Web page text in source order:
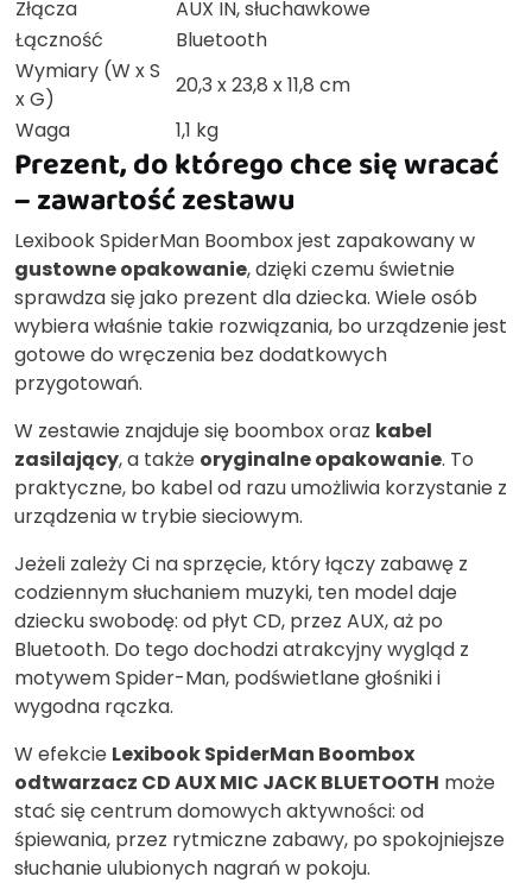
Złącza
AUX IN, słuchawkowe
Łączność
Bluetooth
Wymiary (W x S
x G)
20,3 x 23,8 x 11,8 cm
Waga
1,1 kg
Prezent, do którego chce się wracać
– zawartość zestawu
Lexibook SpiderMan Boombox jest zapakowany w
gustowne opakowanie, dzięki czemu świetnie
sprawdza się jako prezent dla dziecka. Wiele osób
wybiera właśnie takie rozwiązania, bo urządzenie jest
gotowe do wręczenia bez dodatkowych
przygotowań.
W zestawie znajduje się boombox oraz kabel
zasilający, a także oryginalne opakowanie. To
praktyczne, bo kabel od razu umożliwia korzystanie z
urządzenia w trybie sieciowym.
Jeżeli zależy Ci na sprzęcie, który łączy zabawę z
codziennym słuchaniem muzyki, ten model daje
dziecku swobodę: od płyt CD, przez AUX, aż po
Bluetooth. Do tego dochodzi atrakcyjny wygląd z
motywem Spider-Man, podświetlane głośniki i
wygodna rączka.
W efekcie Lexibook SpiderMan Boombox
odtwarzacz CD AUX MIC JACK BLUETOOTH może
stać się centrum domowych aktywności: od
śpiewania, przez rytmiczne zabawy, po spokojniejsze
słuchanie ulubionych nagrań w pokoju.